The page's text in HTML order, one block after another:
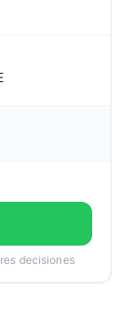
decisiones